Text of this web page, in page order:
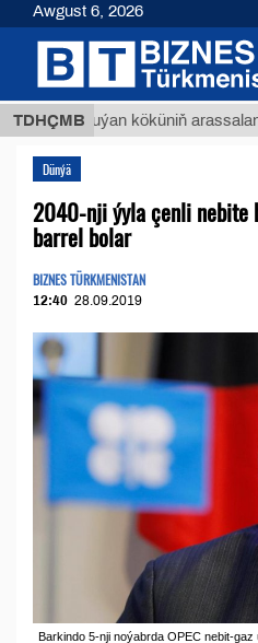
TDHÇMB
Buýan köküniň
Dünýä
2040-nji ýyla çenli nebite
barrel bolar
BIZNES TÜRKMENISTAN
12:40 28.09.2019
Barkindo 5-nji noýabrda OPEC nebit-
Awgust 6, 2026